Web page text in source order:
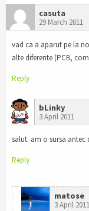
casuta
29 March 2011
vad ca a aparut pe la
alte diferente (PCB,
Reply
bLinky
3 April 2011
salut. am o sursa antec
Reply
matose
3 April 2011